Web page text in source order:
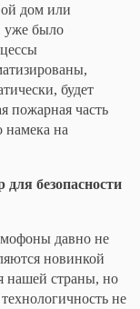
дом или
уже было
будет
пожарная часть
намека на
безопасности
давно не
новинкой
нашей страны, но
не